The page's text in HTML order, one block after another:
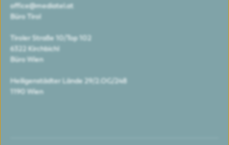
office@mediatel.at
Büro Tirol
Tiroler Straße 10/Top 102
6322 Kirchbichl
Büro Wien
Heiligenstädter Lände 29/2.OG/248
1190 Wien